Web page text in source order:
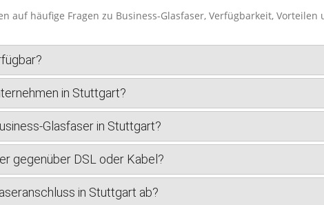
auf häufige Fragen zu Business-Glasfaser, Verfügbarkeit,
in Stuttgart?
Glasfaser in Stuttgart?
gegenüber DSL oder Kabel?
in Stuttgart ab?